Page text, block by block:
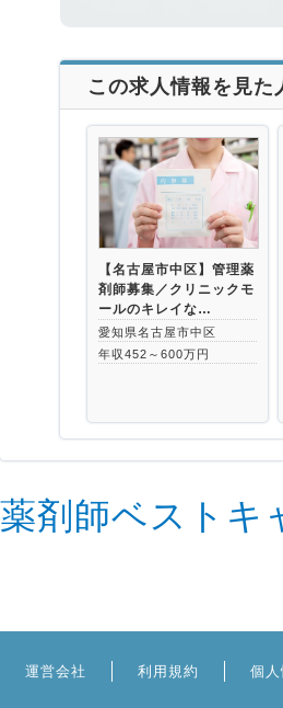
この求人情報を見た
【名古屋市中区】管理薬
剤師募集／クリニックモ
ールのキレイな…
愛知県名古屋市中区
年収452～600万円
薬剤師ベストキ
運営会社 利用規約 個